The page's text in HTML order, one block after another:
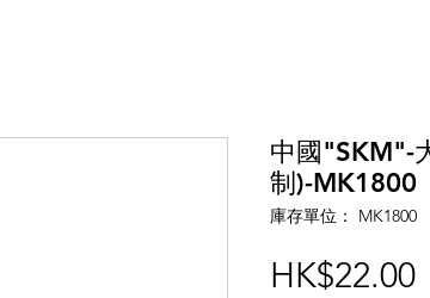
中國"SKM"-
制)-MK1800
庫存單位： MK1800
HK$22.00價